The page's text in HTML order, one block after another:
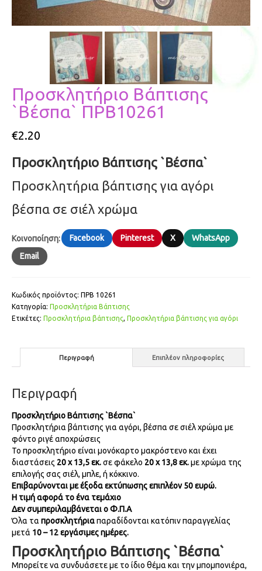
Προσκλητήριο Βάπτισης
`Βέσπα` ΠΡΒ10261
€2.20
Προσκλητήριο Βάπτισης `Βέσπα`
Προσκλητήρια βάπτισης για αγόρι
βέσπα σε σιέλ χρώμα
Κοινοποίηση: Facebook Pinterest X
WhatsApp
Email
Κωδικός προϊόντος: ΠΡΒ 10261
Κατηγορία: Προσκλητήρια Βάπτισης
Ετικέτες: Προσκλητήρια βάπτισης, Προσκλητήρια βάπτισης για αγόρι
Περιγραφή Επιπλέον πληροφορίες
Περιγραφή
Προσκλητήριο Βάπτισης `Βέσπα`
Προσκλητήρια βάπτισης για αγόρι, βέσπα σε σιέλ χρώμα με
φόντο ριγέ αποχρώσεις
Το προσκλητήριο είναι μονόκαρτο μακρόστενο και έχει
διαστάσεις 20 x 13,5 εκ.σε φάκελο 20 x 13,8 εκ.με χρώμα της
επιλογής σας σιέλ, μπλε, ή κόκκινο.
Επιβαρύνονται με έξοδα εκτύπωσης επιπλέον 50 ευρώ.
Η τιμή αφορά το ένα τεμάχιο
Δεν συμπεριλαμβάνεται ο Φ.Π.Α
Όλα τα προσκλητήριαπαραδίδονται κατόπιν παραγγελίας
μετά 10 – 12 εργάσιμες ημέρες.
Προσκλητήριο Βάπτισης `Βέσπα`
Μπορείτε να συνδυάσετε με το ίδιο θέμα και την μπομπονιέρα,